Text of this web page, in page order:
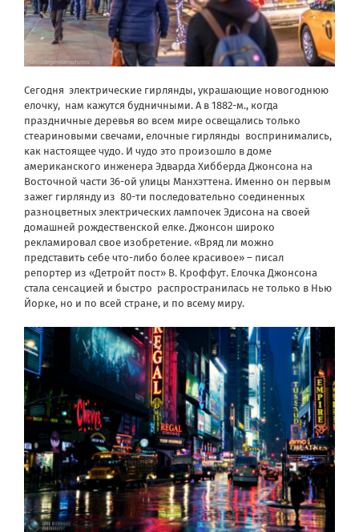
Сегодня электрические гирлянды, украшающие новогоднюю
елочку, нам кажутся будничными. А в 1882-м., когда
праздничные деревья во всем мире освещались только
стеариновыми свечами, елочные гирлянды воспринимались,
как настоящее чудо. И чудо это произошло в доме
американского инженера Эдварда Хибберда Джонсона на
Восточной части 36-ой улицы Манхэттена. Именно он первым
зажег гирлянду из 80-ти последовательно соединенных
разноцветных электрических лампочек Эдисона на своей
домашней рождественской елке. Джонсон широко
рекламировал свое изобретение. «Вряд ли можно
представить себе что-либо более красивое» – писал
репортер из «Детройт пост» В. Кроффут. Елочка Джонсона
стала сенсацией и быстро распространилась не только в Нью
Йорке, но и по всей стране, и по всему миру.